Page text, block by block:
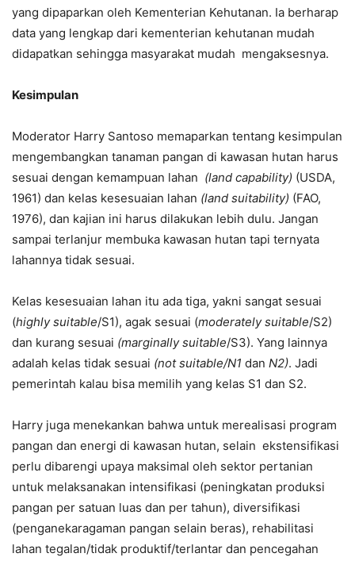
yang dipaparkan oleh Kementerian Kehutanan. Ia berharap
data yang lengkap dari kementerian kehutanan mudah
didapatkan sehingga masyarakat mudah mengaksesnya.
Kesimpulan
Moderator Harry Santoso memaparkan tentang kesimpulan
mengembangkan tanaman pangan di kawasan hutan harus
sesuai dengan kemampuan lahan (land capability) (USDA,
1961) dan kelas kesesuaian lahan (land suitability) (FAO,
1976), dan kajian ini harus dilakukan lebih dulu. Jangan
sampai terlanjur membuka kawasan hutan tapi ternyata
lahannya tidak sesuai.
Kelas kesesuaian lahan itu ada tiga, yakni sangat sesuai
(highly suitable/S1), agak sesuai (moderately suitable/S2)
dan kurang sesuai (marginally suitable/S3). Yang lainnya
adalah kelas tidak sesuai (not suitable/N1 dan N2). Jadi
pemerintah kalau bisa memilih yang kelas S1 dan S2.
Harry juga menekankan bahwa untuk merealisasi program
pangan dan energi di kawasan hutan, selain ekstensifikasi
perlu dibarengi upaya maksimal oleh sektor pertanian
untuk melaksanakan intensifikasi (peningkatan produksi
pangan per satuan luas dan per tahun), diversifikasi
(penganekaragaman pangan selain beras), rehabilitasi
lahan tegalan/tidak produktif/terlantar dan pencegahan